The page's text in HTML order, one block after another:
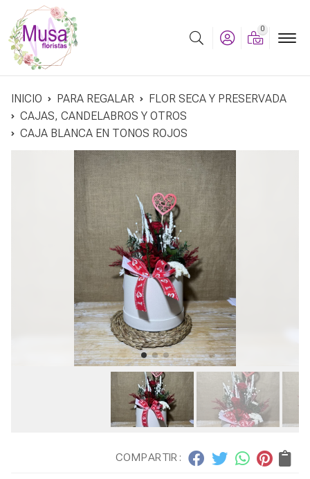
Buscar
0
INICIO PARA REGALAR
FLOR SECA Y PRESERVADA
CAJAS, CANDELABROS Y OTROS
CAJA BLANCA EN TONOS ROJOS
COMPARTIR: